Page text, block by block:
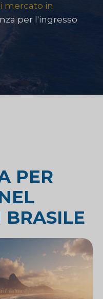
mercato in
per l'ingresso
PER
BRASILE